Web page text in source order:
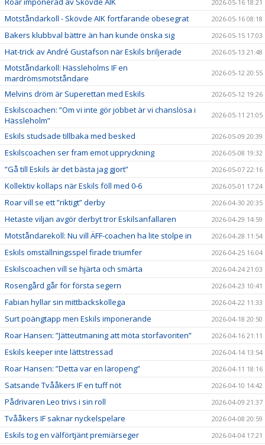
2026-05-16 18:21
Motståndarkoll - Skövde AIK fortfarande obesegrat 2026-05-16 08:18
Bakers klubbval bättre än han kunde önska sig 2026-05-15 17:03
Hat-trick av André Gustafson när Eskils briljerade 2026-05-13 21:48
Motståndarkoll: Hässleholms IF en
mardrömsmotståndare
2026-05-12 20:55
Melvins dröm är Superettan med Eskils 2026-05-12 19:26
Eskilscoachen: ”Om vi inte gör jobbet är vi chanslösa i
Hässleholm”
2026-05-11 21:05
Eskils studsade tillbaka med besked 2026-05-09 20:39
Eskilscoachen ser fram emot uppryckning 2026-05-08 19:32
”Gå till Eskils är det bästa jag gjort” 2026-05-07 22:16
Kollektiv kollaps när Eskils föll med 0-6 2026-05-01 17:24
Roar vill se ett ”riktigt” derby 2026-04-30 20:35
Hetaste viljan avgör derbyt tror Eskilsanfallaren 2026-04-29 14:59
Motståndarekoll: Nu vill ÄFF-coachen ha lite stolpe in 2026-04-28 11:54
Eskils omställningsspel firade triumfer 2026-04-25 16:04
Eskilscoachen vill se hjärta och smärta 2026-04-24 21:03
Rosengård går för första segern 2026-04-23 10:41
Fabian hyllar sin mittbackskollega 2026-04-22 11:33
Surt poängtapp men Eskils imponerande 2026-04-18 20:50
Roar Hansen: ”Jätteutmaning att möta storfavoriten” 2026-04-16 21:11
Eskils keeper inte lättstressad 2026-04-14 13:54
Roar Hansen: ”Detta var en läropeng” 2026-04-11 18:16
Satsande Tvååkers IF en tuff nöt 2026-04-10 14:42
Pådrivaren Leo trivs i sin roll 2026-04-09 21:37
Tvååkers IF saknar nyckelspelare 2026-04-08 20:59
Eskils tog en välförtjänt premiärseger 2026-04-04 17:21